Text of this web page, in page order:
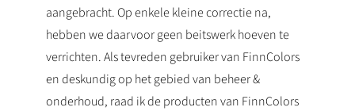
aangebracht. Op enkele kleine correctie na,
hebben we daarvoor geen beitswerk hoeven te
verrichten. Als tevreden gebruiker van FinnColors
en deskundig op het gebied van beheer &
onderhoud, raad ik de producten van FinnColors